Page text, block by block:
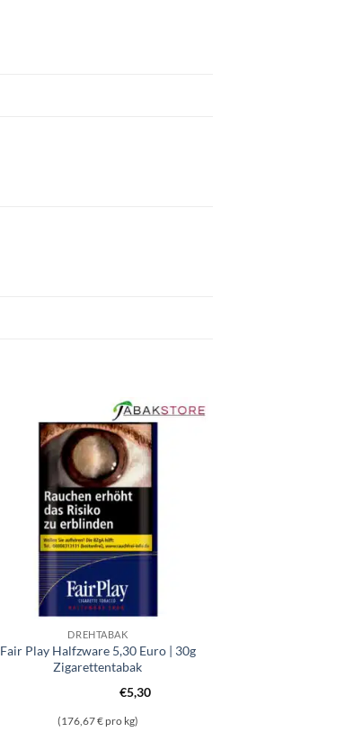
DREHTABAK
Fair Play Halfzware 5,30 Euro | 30g
Zigarettentabak
€5,30
(176,67 € pro kg)